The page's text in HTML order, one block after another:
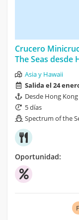
Crucero
The Seas desde
Asia y Hawaii
Salida el 24
Desde Hong
5 días
Spectrum of the
Oportunidad: